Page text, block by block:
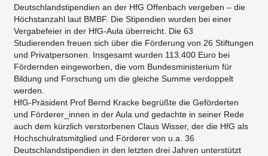
Deutschlandstipendien an der HfG Offenbach vergeben – die
Höchstanzahl laut BMBF. Die Stipendien wurden bei einer
Vergabefeier in der HfG-Aula überreicht. Die 63
Studierenden freuen sich über die Förderung von 26 Stiftungen
und Privatpersonen. Insgesamt wurden 113.400 Euro bei
Fördernden eingeworben, die vom Bundesministerium für
Bildung und Forschung um die gleiche Summe verdoppelt
werden.
HfG-Präsident Prof Bernd Kracke begrüßte die Geförderten
und Förderer_innen in der Aula und gedachte in seiner Rede
auch dem kürzlich verstorbenen Claus Wisser, der die HfG als
Hochschulratsmitglied und Förderer von u.a. 36
Deutschlandstipendien in den letzten drei Jahren unterstützt